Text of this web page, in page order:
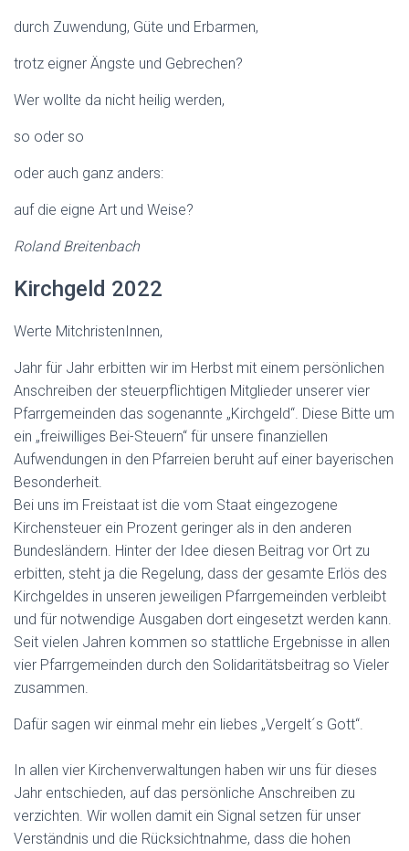
durch Zuwendung, Güte und Erbarmen,
trotz eigner Ängste und Gebrechen?
Wer wollte da nicht heilig werden,
so oder so
oder auch ganz anders:
auf die eigne Art und Weise?
Roland Breitenbach
Kirchgeld 2022
Werte MitchristenInnen,
Jahr für Jahr erbitten wir im Herbst mit einem persönlichen
Anschreiben der steuerpflichtigen Mitglieder unserer vier
Pfarrgemeinden das sogenannte „Kirchgeld“. Diese Bitte um
ein „freiwilliges Bei-Steuern“ für unsere finanziellen
Aufwendungen in den Pfarreien beruht auf einer bayerischen
Besonderheit.
Bei uns im Freistaat ist die vom Staat eingezogene
Kirchensteuer ein Prozent geringer als in den anderen
Bundesländern. Hinter der Idee diesen Beitrag vor Ort zu
erbitten, steht ja die Regelung, dass der gesamte Erlös des
Kirchgeldes in unseren jeweiligen Pfarrgemeinden verbleibt
und für notwendige Ausgaben dort eingesetzt werden kann.
Seit vielen Jahren kommen so stattliche Ergebnisse in allen
vier Pfarrgemeinden durch den Solidaritätsbeitrag so Vieler
zusammen.
Dafür sagen wir einmal mehr ein liebes „Vergelt´s Gott“.
In allen vier Kirchenverwaltungen haben wir uns für dieses
Jahr entschieden, auf das persönliche Anschreiben zu
verzichten. Wir wollen damit ein Signal setzen für unser
Verständnis und die Rücksichtnahme, dass die hohen